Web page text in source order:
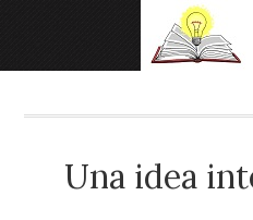
Una idea